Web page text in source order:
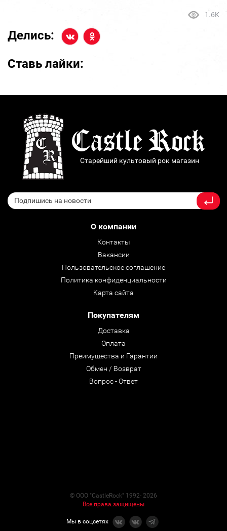
1.6K
Делись:
Ставь лайки:
Старейший культовый рок магазин
О компании
Контакты
Вакансии
Пользовательское соглашение
Политика конфиденциальности
Карта сайта
Покупателям
Доставка
Оплата
Преимущества и Гарантии
Обмен / Возврат
Вопрос - Ответ
© ООО "CastleRock" 1992- 2026
Все права защищены
Мы в соцсетях